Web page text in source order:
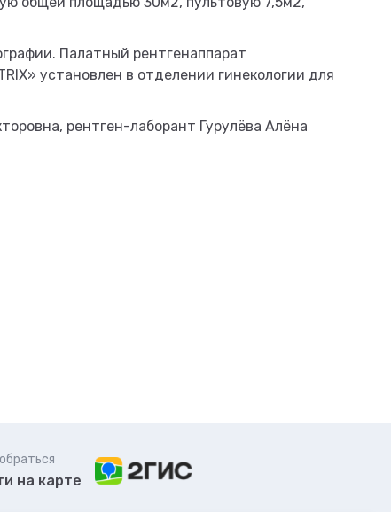
Палатный рентгенаппарат
установлен в отделении гинекологии для
рентген-лаборант Гурулёва Алёна
на карте